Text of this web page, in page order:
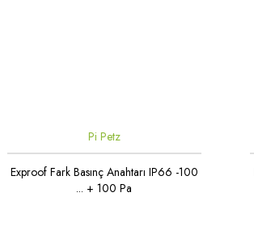
Pi Petz
Exproof Fark Basınç Anahtarı IP66 -100
... + 100 Pa